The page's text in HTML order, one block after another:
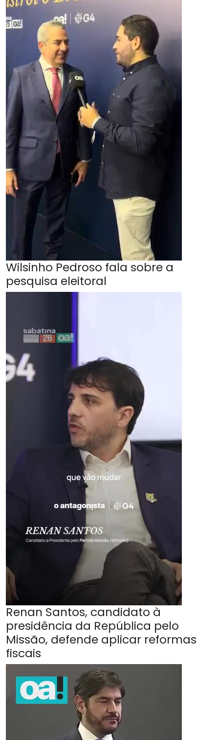
Wilsinho Pedroso fala sobre a
pesquisa eleitoral
Renan Santos, candidato à
presidência da República pelo
Missão, defende aplicar reformas
fiscais